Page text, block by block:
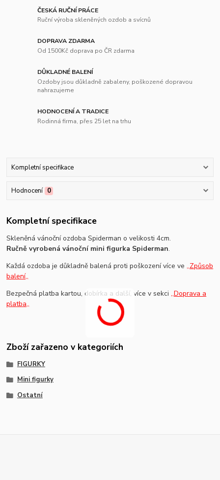
ČESKÁ RUČNÍ PRÁCE
Ruční výroba skleněných ozdob a svícnů
DOPRAVA ZDARMA
Od 1500Kč doprava po ČR zdarma
DŮKLADNÉ BALENÍ
Ozdoby jsou důkladně zabaleny, poškozené dopravou
nahrazujeme
HODNOCENÍ A TRADICE
Rodinná firma, přes 25 let na trhu
Kompletní specifikace
Hodnocení 0
Kompletní specifikace
Skleněná vánoční ozdoba Spiderman o velikosti 4cm.
Ručně vyrobená vánoční mini figurka Spiderman.
Každá ozdoba je důkladně balená proti poškození více ve,,Způsob
balení,,
Bezpečná platba kartou, dobírka a další, více v sekci,,Doprava a
platba,,
Zboží zařazeno v kategoriích
FIGURKY
Mini figurky
Ostatní